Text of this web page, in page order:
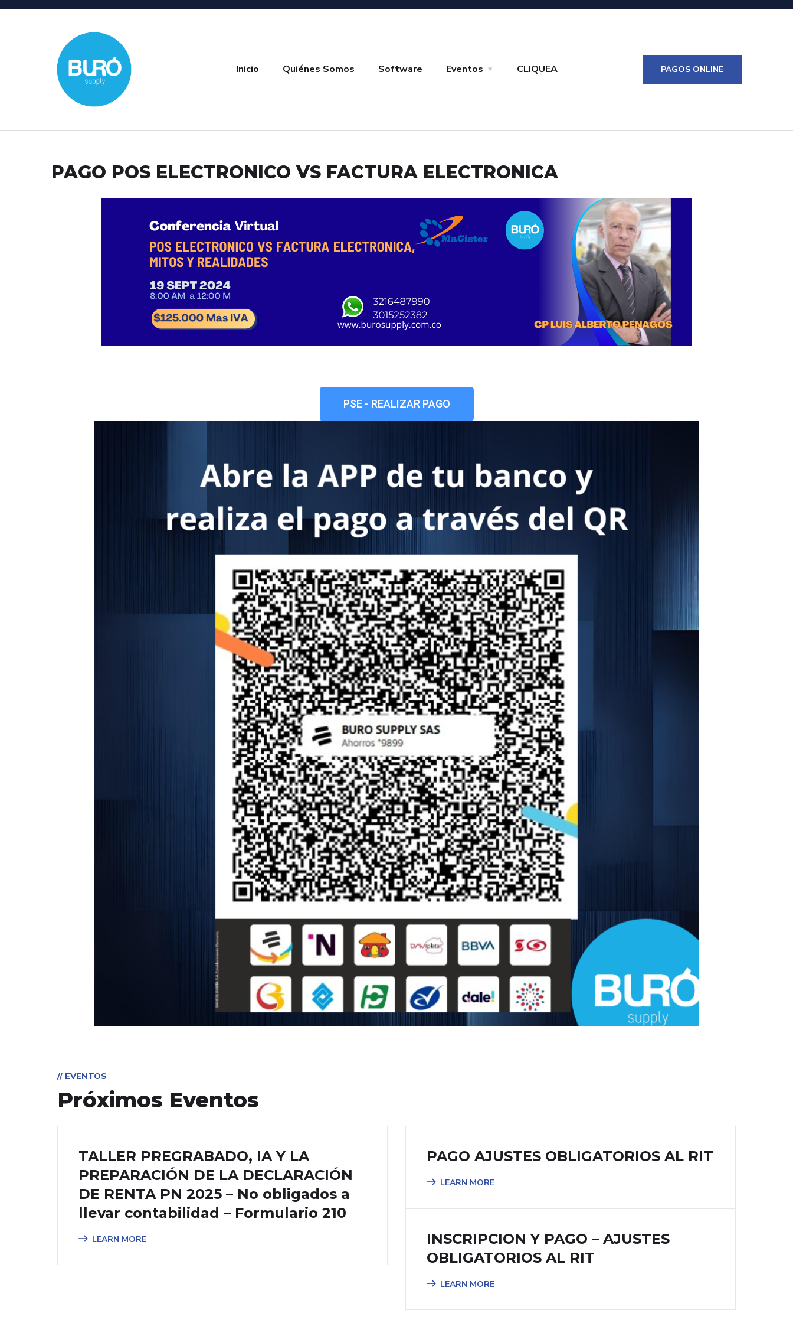
Inicio Quiénes Somos Software Eventos CLIQUEA PAGOS ONLINE
PAGO POS ELECTRONICO VS FACTURA ELECTRONICA
PSE - REALIZAR PAGO
// EVENTOS
Próximos Eventos
TALLER PREGRABADO, IA Y LA
PREPARACIÓN DE LA DECLARACIÓN
DE RENTA PN 2025 – No obligados a
llevar contabilidad – Formulario 210
LEARN MORE
PAGO AJUSTES OBLIGATORIOS AL RIT
LEARN MORE
INSCRIPCION Y PAGO – AJUSTES
OBLIGATORIOS AL RIT
LEARN MORE